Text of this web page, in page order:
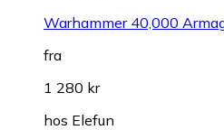
Warhammer 40,000
fra
1 280 kr
hos Elefun